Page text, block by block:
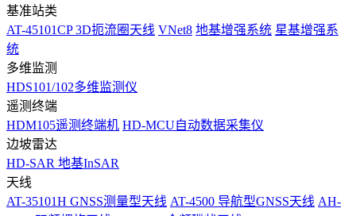
基准站类
AT-45101CP 3D扼流圈天线 VNet8 地基增强系统 星基增强系
统
多维监测
HDS101/102多维监测仪
遥测终端
HDM105遥测终端机 HD-MCU自动数据采集仪
边坡雷达
HD-SAR 地基InSAR
天线
AT-35101H GNSS测量型天线 AT-4500 导航型GNSS天线 AH-